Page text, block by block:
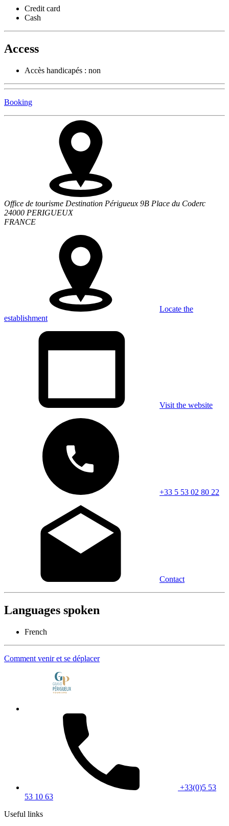
Credit card
Cash
Access
Accès handicapés : non
Booking
Office de tourisme Destination Périgueux 9B Place du Coderc
24000 PERIGUEUX
FRANCE
Locate the
establishment
Visit the website
+33 5 53 02 80 22
Contact
Languages spoken
French
Comment venir et se déplacer
+33(0)5 53
53 10 63
Useful links